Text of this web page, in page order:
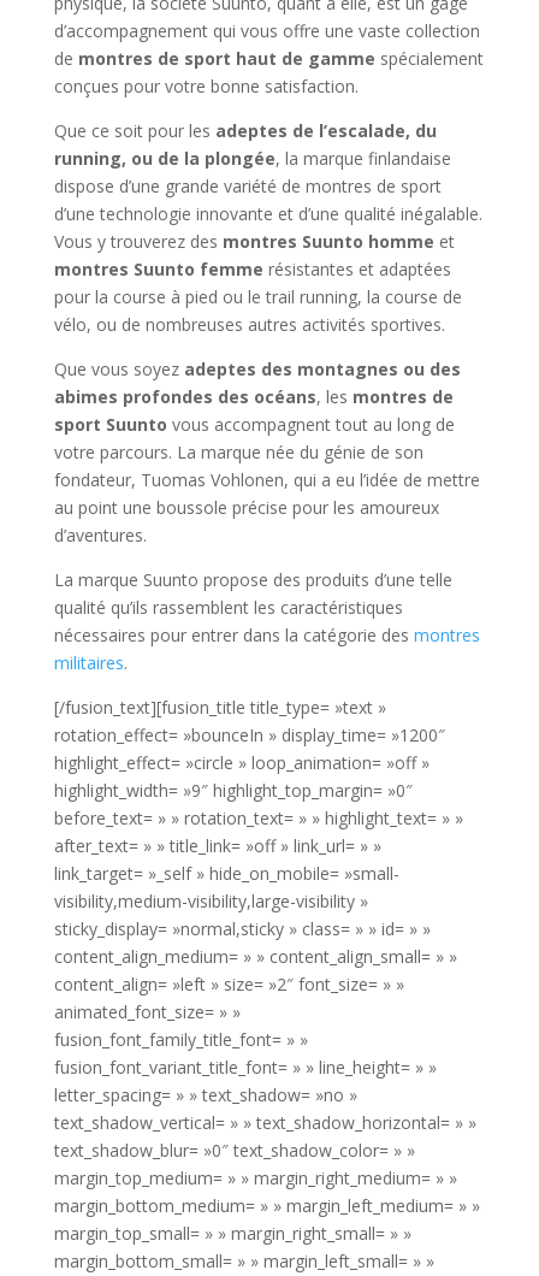
d’accompagnement qui vous offre une vaste collection
de montres de sport haut de gamme spécialement
conçues pour votre bonne satisfaction.
Que ce soit pour les adeptes de l’escalade, du
running, ou de la plongée, la marque finlandaise
dispose d’une grande variété de montres de sport
d’une technologie innovante et d’une qualité inégalable.
Vous y trouverez des montres Suunto homme et
montres Suunto femme résistantes et adaptées
pour la course à pied ou le trail running, la course de
vélo, ou de nombreuses autres activités sportives.
Que vous soyez adeptes des montagnes ou des
abimes profondes des océans, les montres de
sport Suunto vous accompagnent tout au long de
votre parcours. La marque née du génie de son
fondateur, Tuomas Vohlonen, qui a eu l’idée de mettre
au point une boussole précise pour les amoureux
d’aventures.
La marque Suunto propose des produits d’une telle
qualité qu’ils rassemblent les caractéristiques
nécessaires pour entrer dans la catégorie des montres
militaires.
[/fusion_text][fusion_title title_type= »text »
rotation_effect= »bounceIn » display_time= »1200″
highlight_effect= »circle » loop_animation= »off »
highlight_width= »9″ highlight_top_margin= »0″
before_text= » » rotation_text= » » highlight_text= » »
after_text= » » title_link= »off » link_url= » »
link_target= »_self » hide_on_mobile= »small-
visibility,medium-visibility,large-visibility »
sticky_display= »normal,sticky » class= » » id= » »
content_align_medium= » » content_align_small= » »
content_align= »left » size= »2″ font_size= » »
animated_font_size= » »
fusion_font_family_title_font= » »
fusion_font_variant_title_font= » » line_height= » »
letter_spacing= » » text_shadow= »no »
text_shadow_vertical= » » text_shadow_horizontal= » »
text_shadow_blur= »0″ text_shadow_color= » »
margin_top_medium= » » margin_right_medium= » »
margin_bottom_medium= » » margin_left_medium= » »
margin_top_small= » » margin_right_small= » »
margin_bottom_small= » » margin_left_small= » »